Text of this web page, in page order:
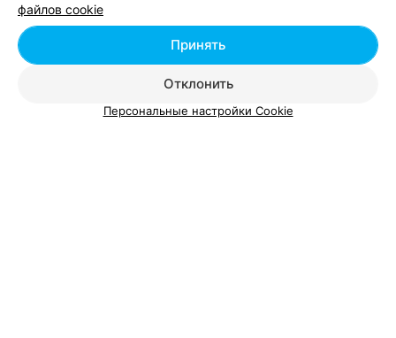
файлов cookie
Отклонить
Принять
Персональные настройки Cookie